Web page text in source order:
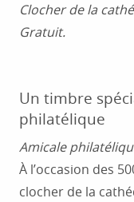
Clocher de la
Gratuit.
Un timbre
philatélique
Amicale
À l’occasion des
clocher de la